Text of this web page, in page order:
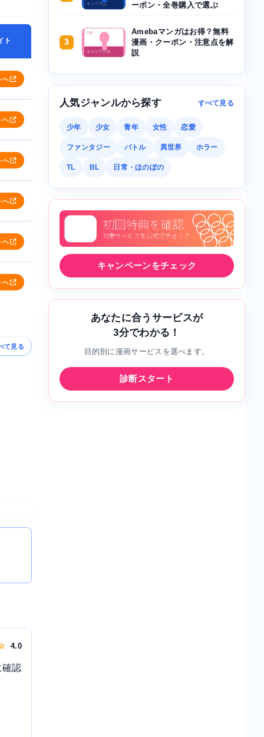
ト
へ
へ
へ
へ
へ
へ
て見る
4.0
確認
ーポン・全巻購入で選ぶ
3
Amebaマンガはお得？無料
漫画・クーポン・注意点を解
説
人気ジャンルから探す すべて見る
少年 少女 青年 女性 恋愛
ファンタジー バトル 異世界 ホラー
TL BL 日常・ほのぼの
キャンペーンをチェック
あなたに合うサービスが
3分でわかる！
目的別に漫画サービスを選べます。
診断スタート